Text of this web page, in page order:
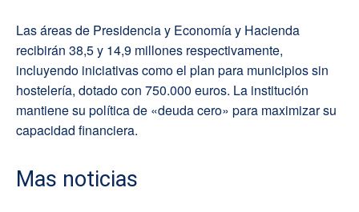
Las áreas de Presidencia y Economía y Hacienda
recibirán 38,5 y 14,9 millones respectivamente,
incluyendo iniciativas como el plan para municipios sin
hostelería, dotado con 750.000 euros. La institución
mantiene su política de «deuda cero» para maximizar su
capacidad financiera.
Mas noticias